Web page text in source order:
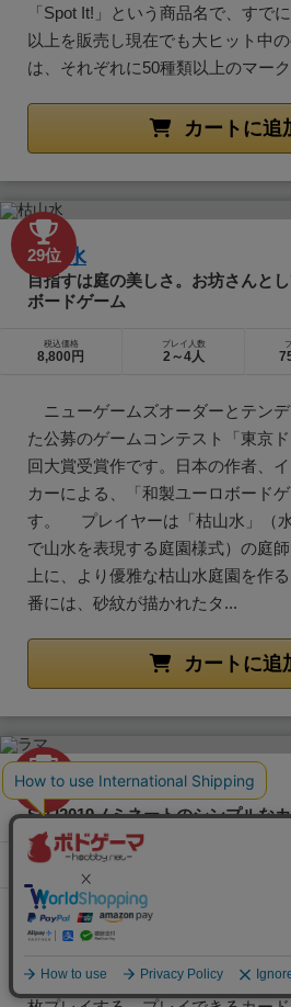
「Spot It!」という商品名で、すで
以上を販売し現在でも大ヒット
は、それぞれに50種類以上のマー
カートに追
29位
枯山水
目指すは庭の美しさ。お坊さんと
ボードゲーム
税込価格
8,800円
プレイ人数
2～4人
ニューゲームズオーダーとテン
た公募のゲームコンテスト「東京
回大賞受賞作です。日本の作者、
カーによる、「和製ユーロボード
す。 プレイヤーは「枯山水」（
で山水を表現する庭園様式）の庭
上に、より優雅な枯山水庭園を作
番には、砂紋が描かれたタ...
カートに追
30位
ラマ
SDJ2019ノミネートのシンプルな
税込価格
カードは1～6とラマです。 6枚
す。 手番になったらできること